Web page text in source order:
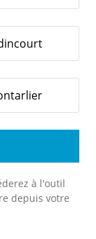
à l'outil
depuis votre